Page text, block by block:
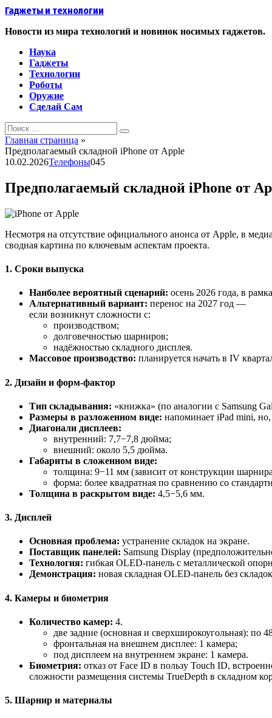
Перейти
контенту
Гаджеты и технологии
Новости из мира технологий и новинок носимых гаджетов.
Наука
Гаджеты
Технологии
Роботы
Оружие
Сделай Сам
Search
for:
Главная страница »
Предполагаемый складной iPhone от Apple
10.02.2026Телефоны045
Предполагаемый складной iPhone от
Несмотря на отсутствие официального анонса от Apple, в
сводная картина по ключевым аспектам проекта.
1. Сроки выпуска
Наиболее вероятный сценарий: осень 2026 года, в
Альтернативный вариант: перенос на 2027 год —
если возникнут сложности с:
производством;
долговечностью шарниров;
надёжностью складного дисплея.
Массовое производство: планируется начать в IV
2. Дизайн и форм‑фактор
Тип складывания: «книжка» (по аналогии с Samsung
Размеры в разложенном виде: напоминает iPad mini,
Диагонали дисплеев:
внутренний: 7,7−7,8 дюйма;
внешний: около 5,5 дюйма.
Габариты в сложенном виде:
толщина: 9−11 мм (зависит от конструкции
форма: более квадратная по сравнению со
Толщина в раскрытом виде: 4,5−5,6 мм.
3. Дисплей
Основная проблема: устранение складок на экране.
Поставщик панелей: Samsung Display
Технология: гибкая OLED‑панель с металлической
Демонстрация: новая складная OLED‑панель без
4. Камеры и биометрия
Количество камер: 4.
две задние (основная и сверхширокоугольная): по
фронтальная на внешнем дисплее: 1 камера;
под дисплеем на внутреннем экране: 1 камера.
Биометрия: отказ от Face ID в пользу Touch ID,
сложности размещения системы TrueDepth в складном
5. Шарнир и материалы